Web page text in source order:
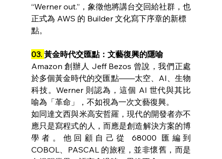
“Werner out.”，象徵他將講台交回給社群，也
正式為 AWS 的 Builder 文化寫下序章的新標
點。
03. 黃金時代交匯點：文藝復興的隱喻
Amazon 創辦人 Jeff Bezos 曾說，我們正處
於多個黃金時代的交匯點——太空、AI、生物
科技。Werner 則認為，這個 AI 世代與其比
喻為「革命」，不如視為一次文藝復興。
如同達文西與米高安哲羅，現代的開發者亦不
應只是寫程式的人，而應是創造解決方案的博
學者。他回顧自己從 68000 匯編到
COBOL、PASCAL 的旅程，並非懷舊，而是